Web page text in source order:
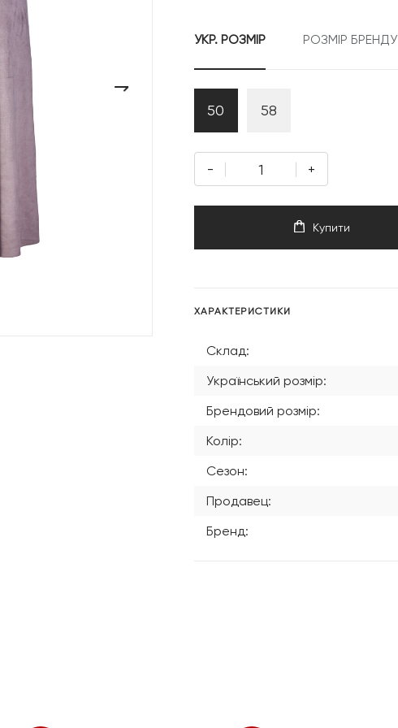
999 грн.
УКР. РОЗМІР РОЗМІР БРЕНДУ
50 58
- +
Купити
ХАРАКТЕРИСТИКИ
Склад:
Український розмір:
Брендовий розмір:
Колір:
Сезон:
Продавец:
Бренд: